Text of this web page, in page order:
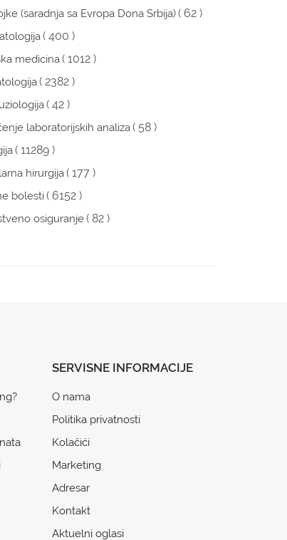
(saradnja sa Evropa Dona Srbija)( 62 )
( 400 )
medicina( 1012 )
( 2382 )
( 42 )
laboratorijskih analiza( 58 )
( 11289 )
hirurgija( 177 )
bolesti( 6152 )
osiguranje( 82 )
SERVISNE INFORMACIJE
O nama
Politika privatnosti
Kolačići
Marketing
Adresar
Kontakt
Aktuelni oglasi